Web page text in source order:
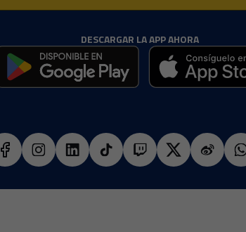
DESCARGAR LA APP AHORA